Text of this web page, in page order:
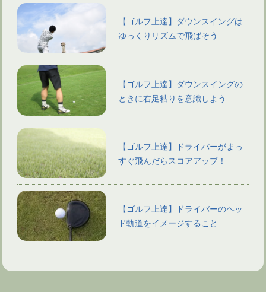
【ゴルフ上達】ダウンスイングは
ゆっくりリズムで飛ばそう
【ゴルフ上達】ダウンスイングの
ときに右足粘りを意識しよう
【ゴルフ上達】ドライバーがまっ
すぐ飛んだらスコアアップ！
【ゴルフ上達】ドライバーのヘッ
ド軌道をイメージすること